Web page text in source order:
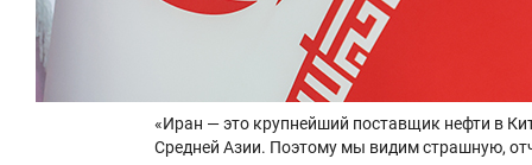
«Иран — это крупнейший поставщик нефти в
Средней Азии. Поэтому мы видим страшную,